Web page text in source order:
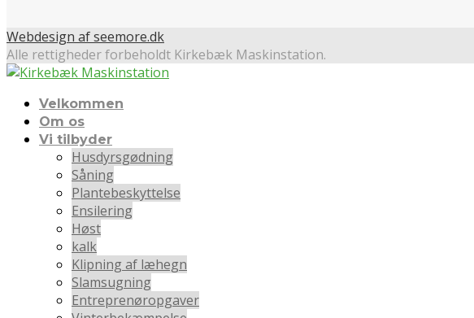
Webdesign af seemore.dk
Alle rettigheder forbeholdt Kirkebæk Maskinstation.
Velkommen
Om os
Vi tilbyder
Husdyrsgødning
Såning
Plantebeskyttelse
Ensilering
Høst
kalk
Klipning af læhegn
Slamsugning
Entreprenøropgaver